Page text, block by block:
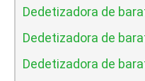
Dedetizadora de
Dedetizadora de
Dedetizadora de